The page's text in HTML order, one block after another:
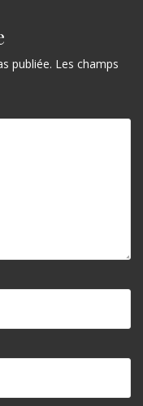
publiée. Les champs